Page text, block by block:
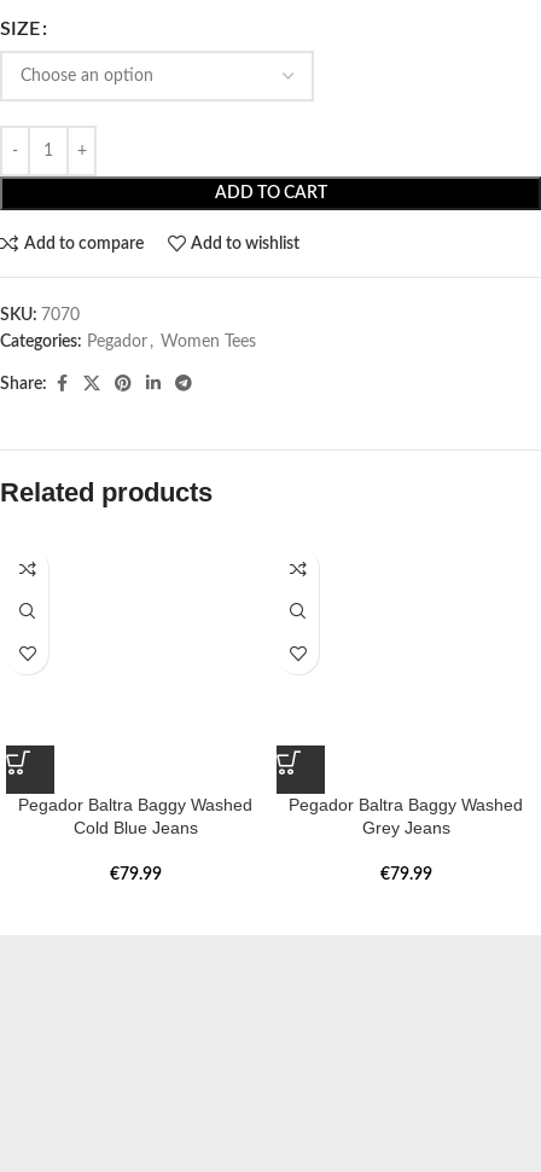
SIZE
ADD TO CART
Add to compare Add to wishlist
SKU: 7070
Categories: Pegador​ , Women Tees
Share:
Related products
Pegador Baltra Baggy Washed
Cold Blue Jeans
€79.99
Pegador Baltra Baggy Washed
Grey Jeans
€79.99